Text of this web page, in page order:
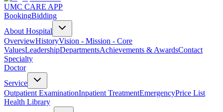
UMC CARE APP
BookingBidding
About Hospital
OverviewHistoryVision - Mission - Core
ValuesLeadershipDepartmentsAchievements & AwardsContact
Specialty
Doctor
Service
Outpatient ExaminationInpatient TreatmentEmergencyPrice List
Health Library